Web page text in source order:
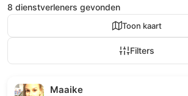
8 dienstverleners gevonden
Toon kaart
Filters
Maaike